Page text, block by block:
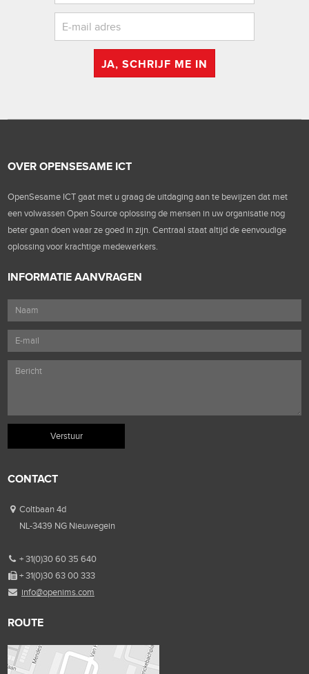
JA, SCHRIJF ME IN
OVER OPENSESAME ICT
OpenSesame ICT gaat met u graag de uitdaging aan te bewijzen dat met
een volwassen Open Source oplossing de mensen in uw organisatie nog
beter gaan doen waar ze goed in zijn. Centraal staat altijd de eenvoudige
oplossing voor krachtige medewerkers.
INFORMATIE AANVRAGEN
CONTACT
Coltbaan 4d
NL-3439 NG Nieuwegein
+ 31(0)30 60 35 640
+ 31(0)30 63 00 333
info@openims.com
ROUTE